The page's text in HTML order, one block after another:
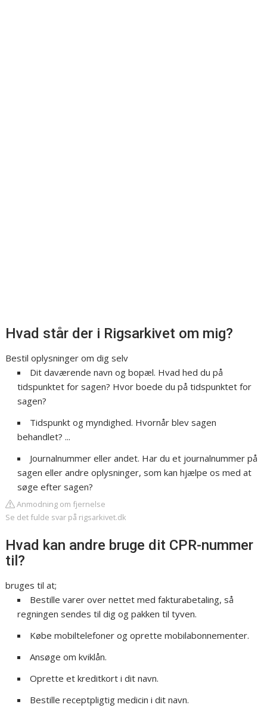
Hvad står der i Rigsarkivet om mig?
Bestil oplysninger om dig selv
Dit daværende navn og bopæl. Hvad hed du på
tidspunktet for sagen? Hvor boede du på tidspunktet for
sagen?
Tidspunkt og myndighed. Hvornår blev sagen
behandlet? ...
Journalnummer eller andet. Har du et journalnummer på
sagen eller andre oplysninger, som kan hjælpe os med at
søge efter sagen?
Anmodning om fjernelse
Se det fulde svar på rigsarkivet.dk
Hvad kan andre bruge dit CPR-nummer
til?
bruges til at;
Bestille varer over nettet med fakturabetaling, så
regningen sendes til dig og pakken til tyven.
Købe mobiltelefoner og oprette mobilabonnementer.
Ansøge om kviklån.
Oprette et kreditkort i dit navn.
Bestille receptpligtig medicin i dit navn.